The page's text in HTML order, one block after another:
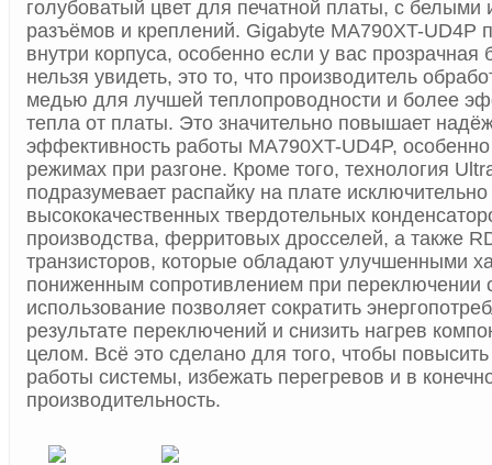
голубоватый цвет для печатной платы, с белыми
разъёмов и креплений. Gigabyte MA790XT-UD4P
внутри корпуса, особенно если у вас прозрачная
нельзя увидеть, это то, что производитель
медью для лучшей теплопроводности и более
тепла от платы. Это значительно повышает
эффективность работы MA790XT-UD4P,
режимах при разгоне. Кроме того, технология
подразумевает распайку на плате исключительно
высококачественных твердотельных
производства, ферритовых дросселей, а также
транзисторов, которые обладают улучшенными
пониженным сопротивлением при переключении
использование позволяет сократить
результате переключений и снизить нагрев
целом. Всё это сделано для того, чтобы повысить
работы системы, избежать перегревов и в
производительность.